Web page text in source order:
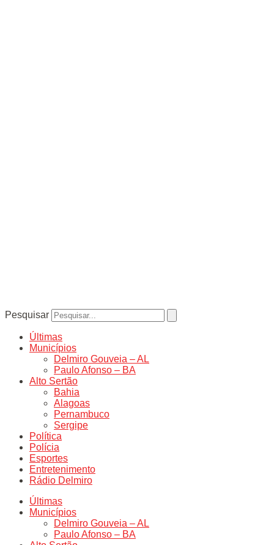
Pesquisar
Últimas
Municípios
Delmiro Gouveia – AL
Paulo Afonso – BA
Alto Sertão
Bahia
Alagoas
Pernambuco
Sergipe
Política
Polícia
Esportes
Entretenimento
Rádio Delmiro
Últimas
Municípios
Delmiro Gouveia – AL
Paulo Afonso – BA